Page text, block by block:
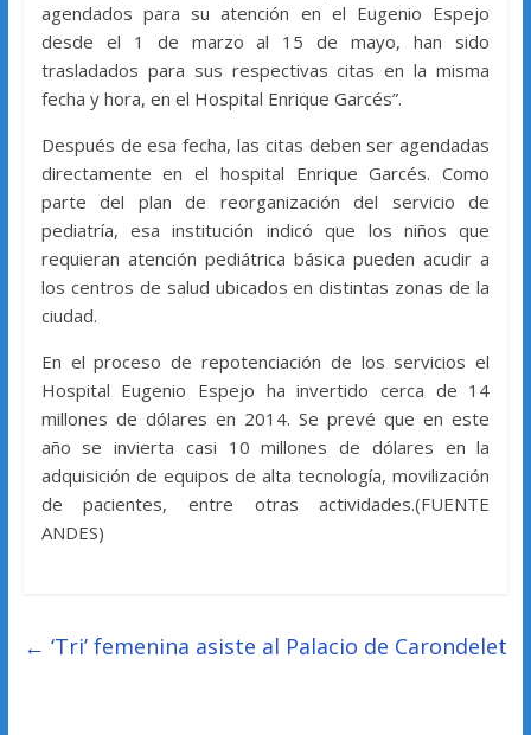
agendados para su atención en el Eugenio Espejo
desde el 1 de marzo al 15 de mayo, han sido
trasladados para sus respectivas citas en la misma
fecha y hora, en el Hospital Enrique Garcés”.
Después de esa fecha, las citas deben ser agendadas
directamente en el hospital Enrique Garcés. Como
parte del plan de reorganización del servicio de
pediatría, esa institución indicó que los niños que
requieran atención pediátrica básica pueden acudir a
los centros de salud ubicados en distintas zonas de la
ciudad.
En el proceso de repotenciación de los servicios el
Hospital Eugenio Espejo ha invertido cerca de 14
millones de dólares en 2014. Se prevé que en este
año se invierta casi 10 millones de dólares en la
adquisición de equipos de alta tecnología, movilización
de pacientes, entre otras actividades.(FUENTE
ANDES)
← ‘Tri’ femenina asiste al Palacio de Carondelet